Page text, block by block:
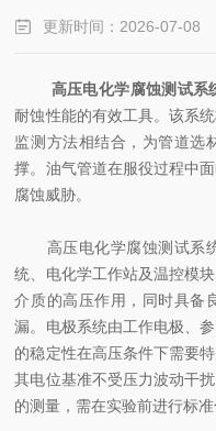
更新时间：2026-07-08
高压电化学腐蚀测试系
耐蚀性能的有效工具。该系
监测方法相结合，为管道选
撑。油气管道在服役过程中
腐蚀威胁。
高压电化学腐蚀测试系统
统、电化学工作站及温控模
介质的高压作用，同时具备
漏。电极系统由工作电极、
的稳定性在高压条件下需要
其电位基准不受压力波动干
的测量，需在实验前进行标准